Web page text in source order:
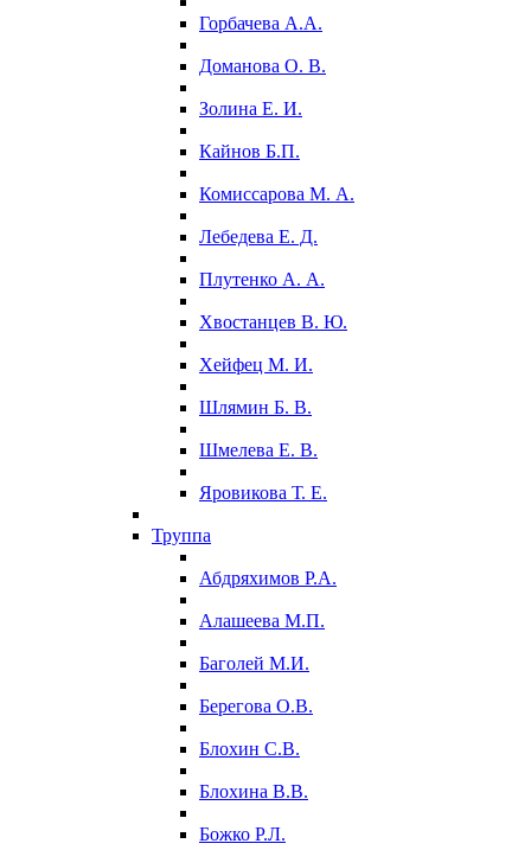
Горбачева А.А.
Доманова О. В.
Золина Е. И.
Кайнов Б.П.
Комиссарова М. А.
Лебедева Е. Д.
Плутенко А. А.
Хвостанцев В. Ю.
Хейфец М. И.
Шлямин Б. В.
Шмелева Е. В.
Яровикова Т. Е.
Труппа
Абдряхимов Р.А.
Алашеева М.П.
Баголей М.И.
Берегова О.В.
Блохин С.В.
Блохина В.В.
Божко Р.Л.